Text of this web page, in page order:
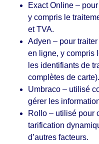
Exact Online –
y compris le
et TVA.
Adyen – pour
en ligne, y compris
les identifiants de
complètes de carte).
Umbraco – utilisé
gérer les
Rollo – utilisé pour
tarification
d’autres facteurs.